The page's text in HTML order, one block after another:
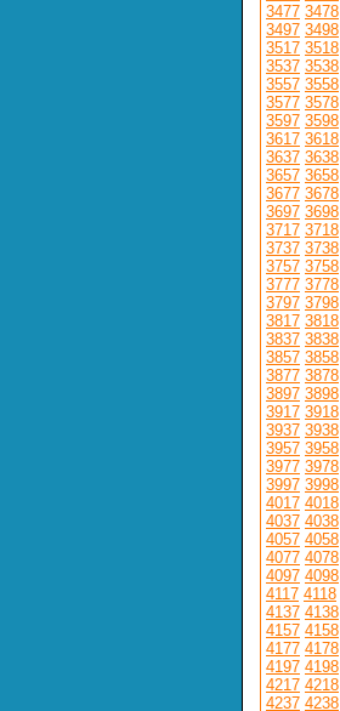
3477 3478
3497 3498
3517 3518
3537 3538
3557 3558
3577 3578
3597 3598
3617 3618
3637 3638
3657 3658
3677 3678
3697 3698
3717 3718
3737 3738
3757 3758
3777 3778
3797 3798
3817 3818
3837 3838
3857 3858
3877 3878
3897 3898
3917 3918
3937 3938
3957 3958
3977 3978
3997 3998
4017 4018
4037 4038
4057 4058
4077 4078
4097 4098
4117 4118
4137 4138
4157 4158
4177 4178
4197 4198
4217 4218
4237 4238